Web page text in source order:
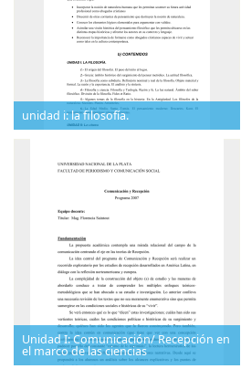
unidad i: la filosofía.
Unidad I: Comunicación/ Recepción en
el marco de las ciencias